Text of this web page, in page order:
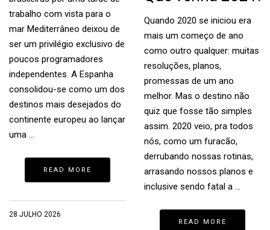
trabalho com vista para o
mar Mediterrâneo deixou de
ser um privilégio exclusivo de
poucos programadores
independentes. A Espanha
consolidou-se como um dos
destinos mais desejados do
continente europeu ao lançar
uma …
READ MORE
28 JULHO 2026
Quando 2020 se iniciou era
mais um começo de ano
como outro qualquer: muitas
resoluções, planos,
promessas de um ano
melhor. Mas o destino não
quiz que fosse tão simples
assim. 2020 veio, pra todos
nós, como um furacão,
derrubando nossas rotinas,
arrasando nossos planos e
inclusive sendo fatal a …
READ MORE